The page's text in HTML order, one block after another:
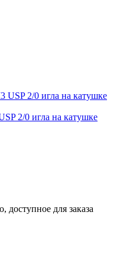
2/0 игла на катушке
доступное для заказа